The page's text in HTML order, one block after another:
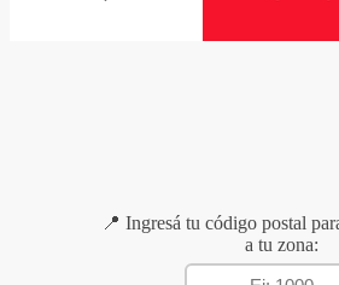
📍 Ingresá tu código postal
a tu zona: